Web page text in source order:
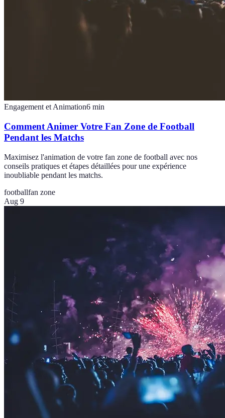
Engagement et Animation6 min
Comment Animer Votre Fan Zone de Football
Pendant les Matchs
Maximisez l'animation de votre fan zone de football avec nos
conseils pratiques et étapes détaillées pour une expérience
inoubliable pendant les matchs.
footballfan zone
Aug 9